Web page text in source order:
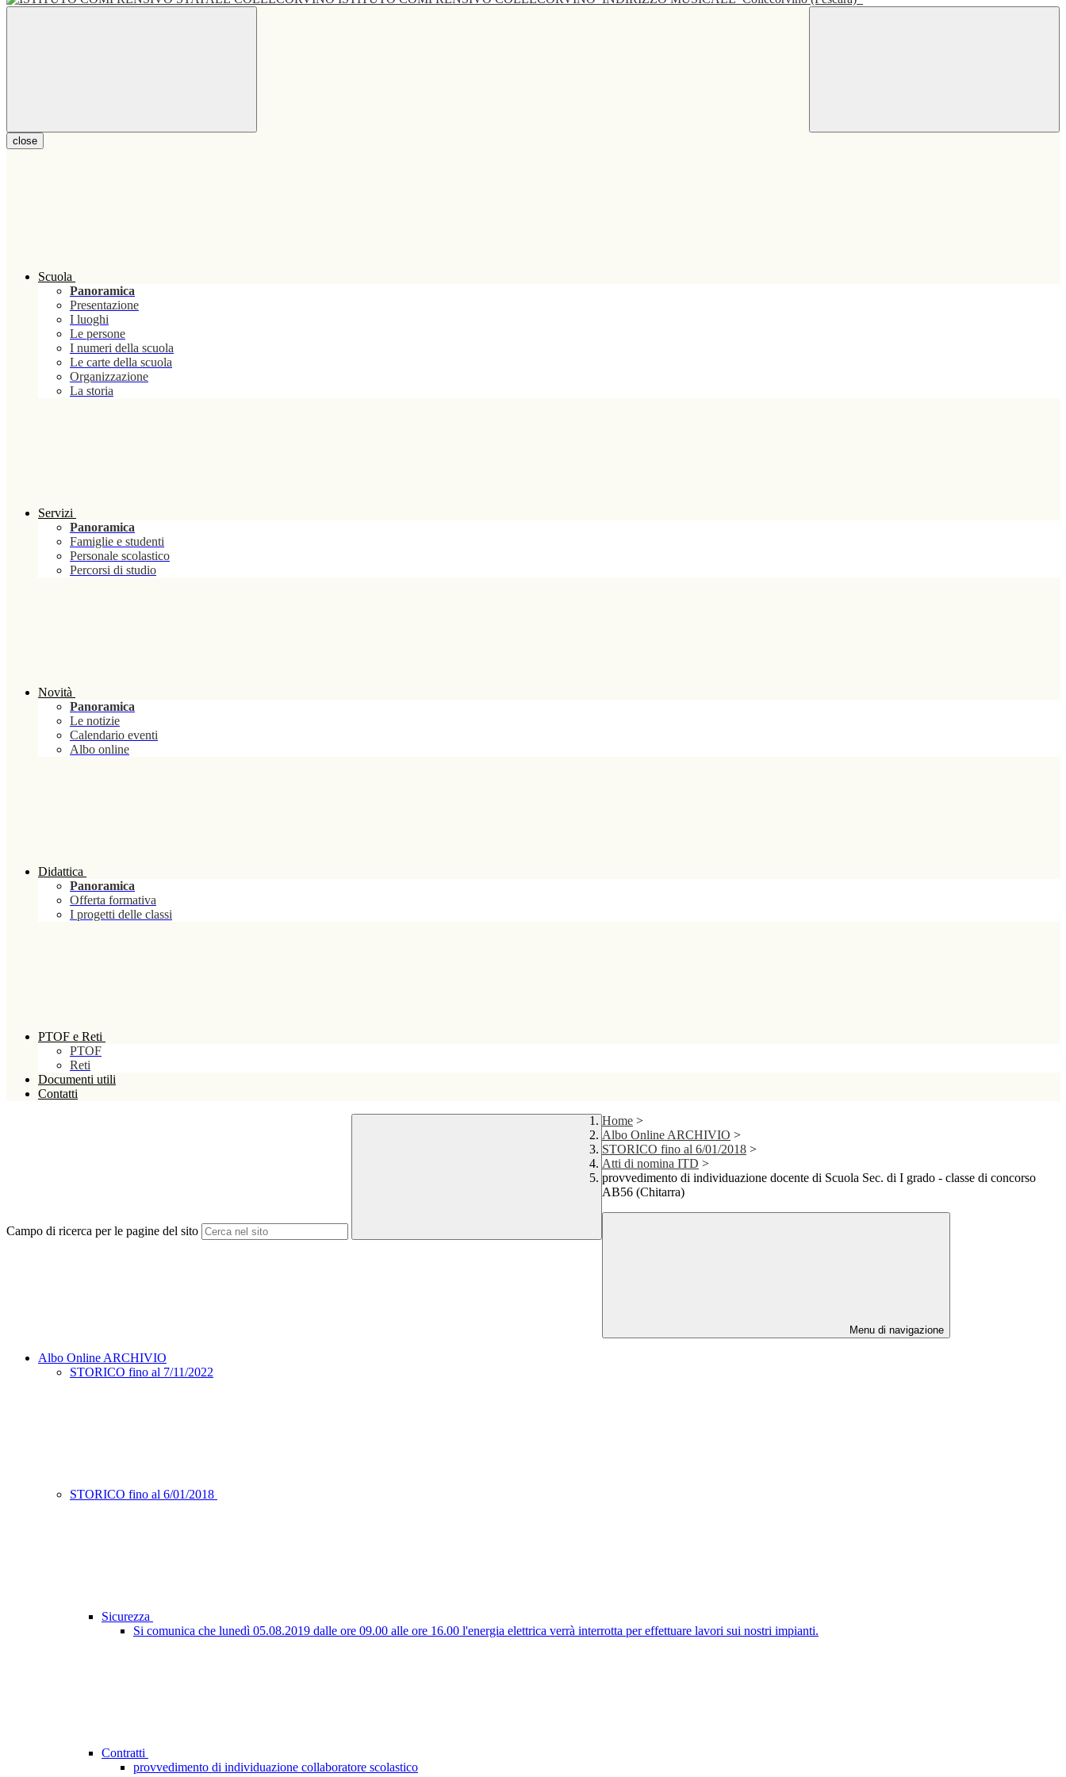
close
Scuola
Panoramica
Presentazione
I luoghi
Le persone
I numeri della scuola
Le carte della scuola
Organizzazione
La storia
Servizi
Panoramica
Famiglie e studenti
Personale scolastico
Percorsi di studio
Novità
Panoramica
Le notizie
Calendario eventi
Albo online
Didattica
Panoramica
Offerta formativa
I progetti delle classi
PTOF e Reti
PTOF
Reti
Documenti utili
Contatti
Campo di ricerca per le pagine del sito
Home >
Albo Online ARCHIVIO >
STORICO fino al 6/01/2018 >
Atti di nomina ITD >
provvedimento di individuazione docente di Scuola Sec. di I grado - classe di concorso
AB56 (Chitarra)
Menu di navigazione
Albo Online ARCHIVIO
STORICO fino al 7/11/2022
STORICO fino al 6/01/2018
Sicurezza
Si comunica che lunedì 05.08.2019 dalle ore 09.00 alle ore 16.00 l'energia elettrica verrà interrotta per effettuare lavori sui nostri impianti.
Contratti
provvedimento di individuazione collaboratore scolastico